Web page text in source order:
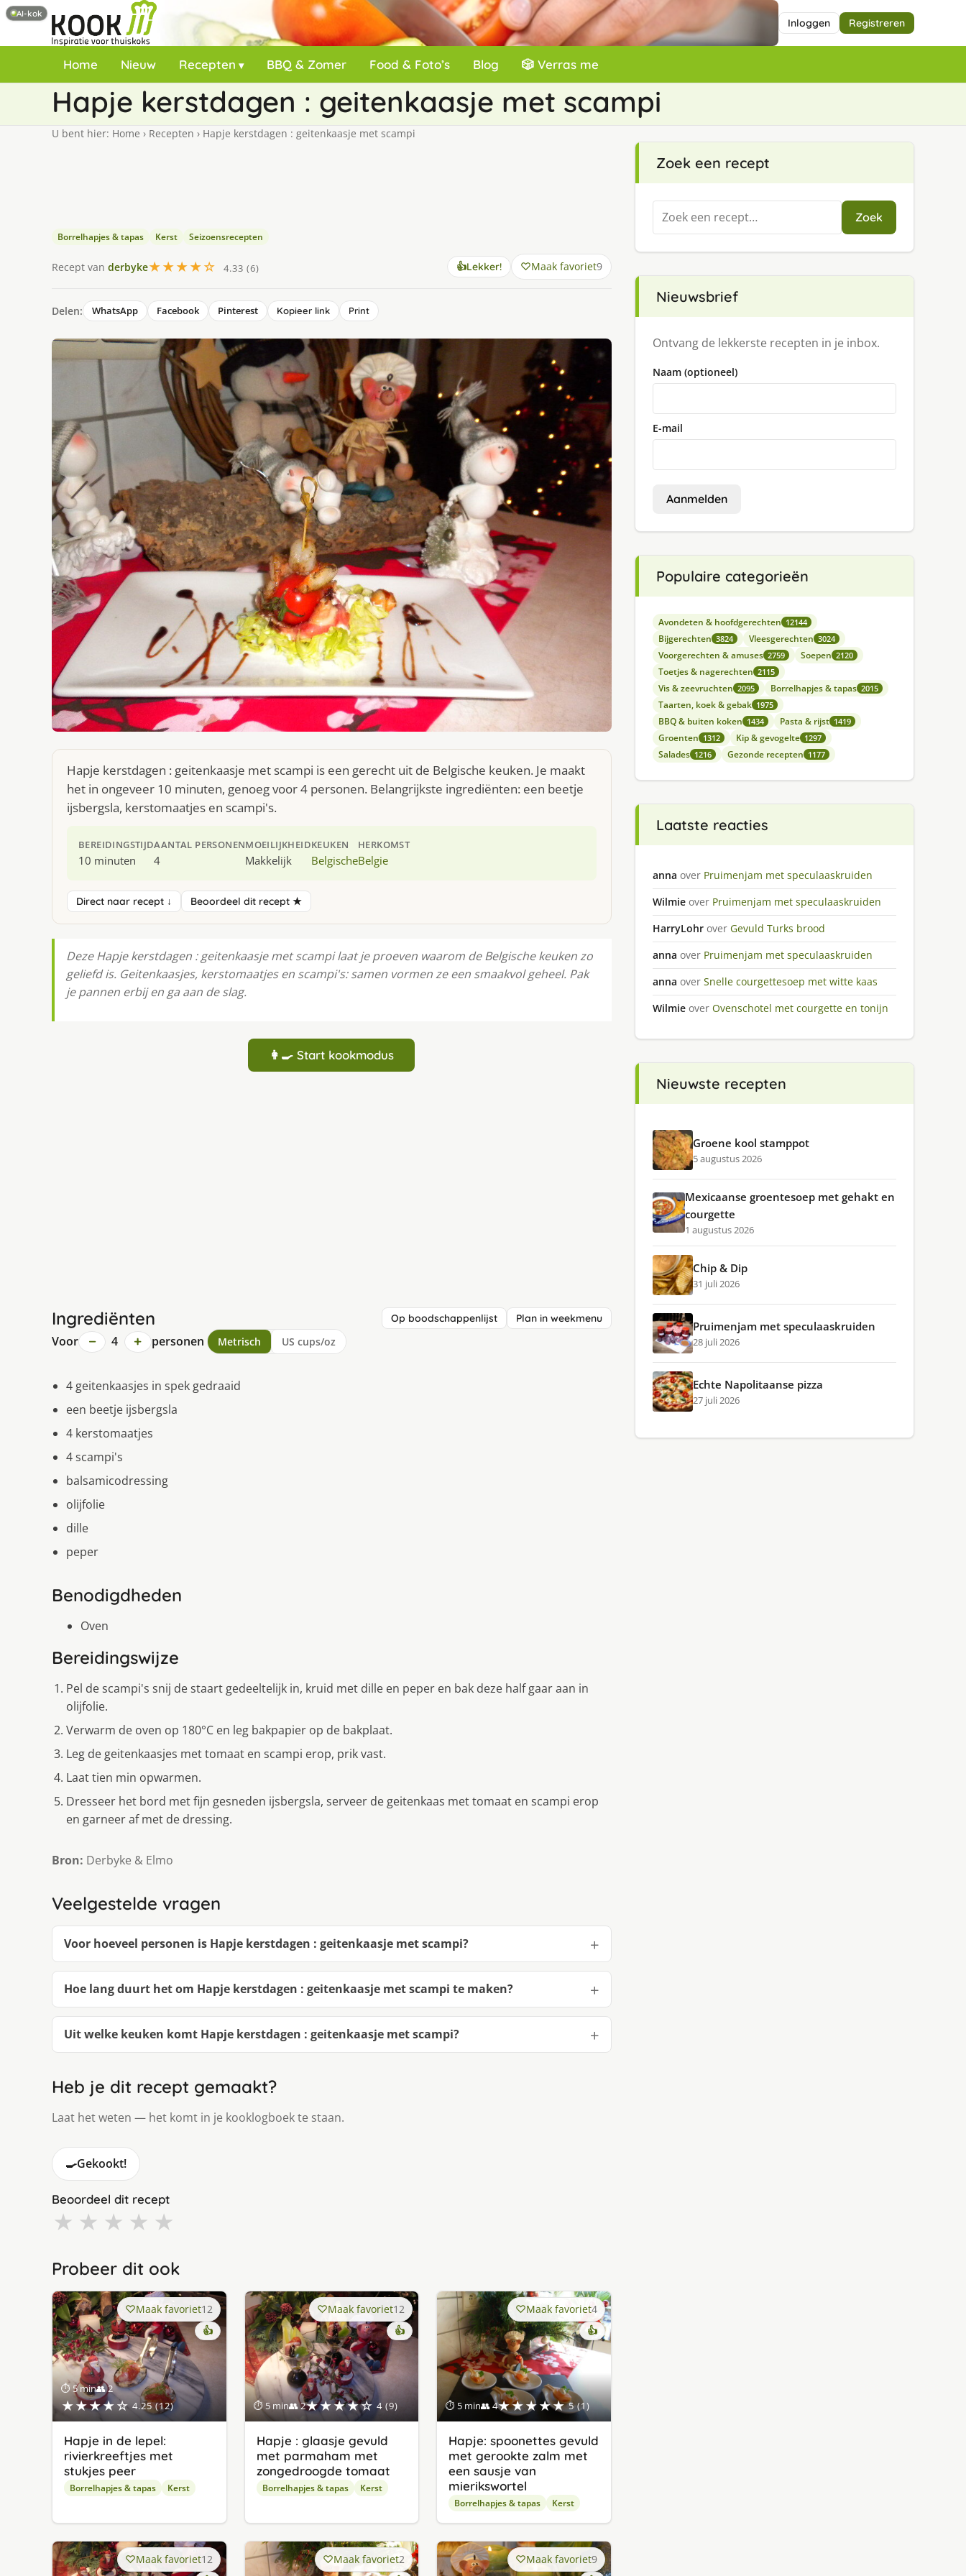
Inloggen Registreren
Home Nieuw Recepten BBQ & Zomer Food & Foto’s Blog 🎲 Verras me
Hapje kerstdagen : geitenkaasje met scampi
U bent hier: Home › Recepten › Hapje kerstdagen : geitenkaasje met scampi
Borrelhapjes & tapas Kerst Seizoensrecepten
Recept van derbyke★★★★☆ 4.33 (6) 👍Lekker! Maak favoriet9
Delen: WhatsApp Facebook Pinterest Kopieer link Print
Hapje kerstdagen : geitenkaasje met scampi is een gerecht uit de Belgische keuken. Je maakt
het in ongeveer 10 minuten, genoeg voor 4 personen. Belangrijkste ingrediënten: een beetje
ijsbergsla, kerstomaatjes en scampi's.
BEREIDINGSTIJD
10 minuten
AANTAL PERSONEN
4
MOEILIJKHEID
Makkelijk
KEUKEN
Belgische
HERKOMST
Belgie
Direct naar recept ↓ Beoordeel dit recept ★
Deze Hapje kerstdagen : geitenkaasje met scampi laat je proeven waarom de Belgische keuken zo
geliefd is. Geitenkaasjes, kerstomaatjes en scampi's: samen vormen ze een smaakvol geheel. Pak
je pannen erbij en ga aan de slag.
👩‍🍳 Start kookmodus
Ingrediënten Op boodschappenlijst Plan in weekmenu
Voor − 4 + personen Metrisch US cups/oz
4 geitenkaasjes in spek gedraaid
een beetje ijsbergsla
4 kerstomaatjes
4 scampi's
balsamicodressing
olijfolie
dille
peper
Benodigdheden
Oven
Bereidingswijze
Pel de scampi's snij de staart gedeeltelijk in, kruid met dille en peper en bak deze half gaar aan in
olijfolie.
Verwarm de oven op 180°C en leg bakpapier op de bakplaat.
Leg de geitenkaasjes met tomaat en scampi erop, prik vast.
Laat tien min opwarmen.
Dresseer het bord met fijn gesneden ijsbergsla, serveer de geitenkaas met tomaat en scampi erop
en garneer af met de dressing.
Bron: Derbyke & Elmo
Veelgestelde vragen
Voor hoeveel personen is Hapje kerstdagen : geitenkaasje met scampi?
Hoe lang duurt het om Hapje kerstdagen : geitenkaasje met scampi te maken?
Uit welke keuken komt Hapje kerstdagen : geitenkaasje met scampi?
Heb je dit recept gemaakt?
Laat het weten — het komt in je kooklogboek te staan.
🍳Gekookt!
Beoordeel dit recept
★ ★ ★ ★ ★
Probeer dit ook
⏱ 5 min👥 2
★★★★☆ 4.25 (12)
Maak favoriet12
👍
Hapje in de lepel:
rivierkreeftjes met
stukjes peer
Borrelhapjes & tapas Kerst
⏱ 5 min👥 2★★★★☆ 4 (9)
Maak favoriet12
👍
Hapje : glaasje gevuld
met parmaham met
zongedroogde tomaat
Borrelhapjes & tapas Kerst
⏱ 5 min👥 4★★★★★ 5 (1)
Maak favoriet4
👍
Hapje: spoonettes gevuld
met gerookte zalm met
een sausje van
mierikswortel
Borrelhapjes & tapas Kerst
Maak favoriet12 Maak favoriet2 Maak favoriet9
Zoek een recept
Zoeken
naar:
Zoek
Nieuwsbrief
Ontvang de lekkerste recepten in je inbox.
Naam (optioneel)
E-mail
Aanmelden
Populaire categorieën
Avondeten & hoofdgerechten 12144
Bijgerechten 3824 Vleesgerechten 3024
Voorgerechten & amuses 2759 Soepen 2120
Toetjes & nagerechten 2115
Vis & zeevruchten 2095 Borrelhapjes & tapas 2015
Taarten, koek & gebak 1975
BBQ & buiten koken 1434 Pasta & rijst 1419
Groenten 1312 Kip & gevogelte 1297
Salades 1216 Gezonde recepten 1177
Laatste reacties
anna over Pruimenjam met speculaaskruiden
Wilmie over Pruimenjam met speculaaskruiden
HarryLohr over Gevuld Turks brood
anna over Pruimenjam met speculaaskruiden
anna over Snelle courgettesoep met witte kaas
Wilmie over Ovenschotel met courgette en tonijn
Nieuwste recepten
Groene kool stamppot
5 augustus 2026
Mexicaanse groentesoep met gehakt en
courgette
1 augustus 2026
Chip & Dip
31 juli 2026
Pruimenjam met speculaaskruiden
28 juli 2026
AI-kok
Echte Napolitaanse pizza
27 juli 2026